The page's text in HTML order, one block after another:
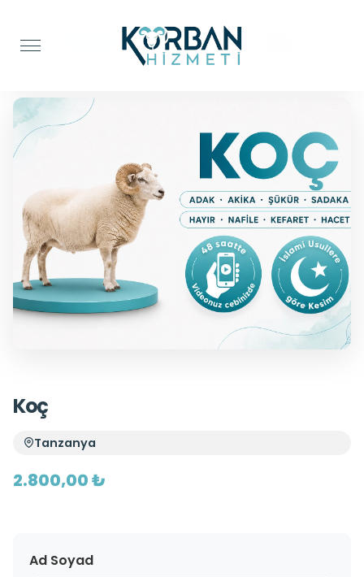
Şifa Kurbanı
Koç
Tanzanya
2.800,00 ₺
Ad Soyad